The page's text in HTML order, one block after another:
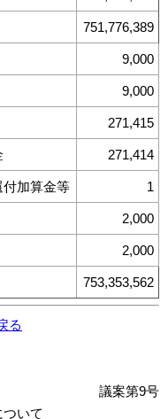
751,776,389
9,000
9,000
271,415
271,414
付加算金等 1
2,000
2,000
753,353,562
る
議案第9号
いて